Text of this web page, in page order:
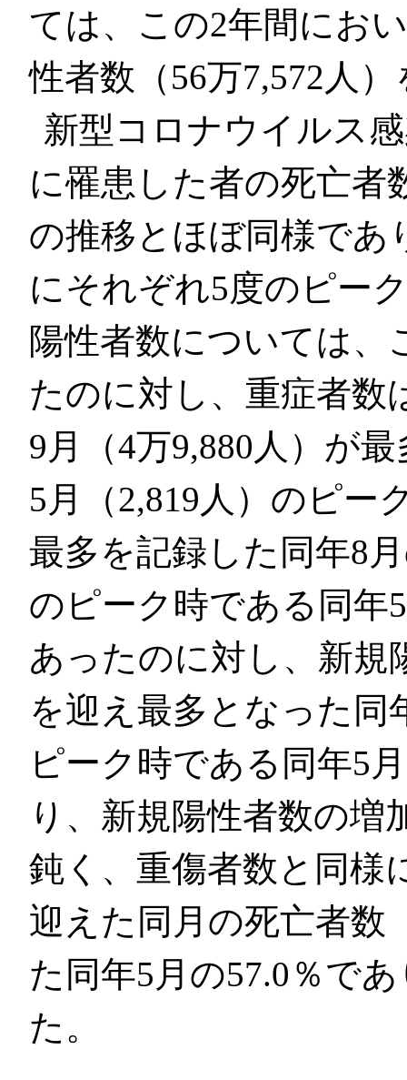
ては、この2年間にお
性者数（56万7,572人
新型コロナウイルス
に罹患した者の死亡者
の推移とほぼ同様であ
にそれぞれ5度のピー
陽性者数については、
たのに対し、重症者数
9月（4万9,880人）が
5月（2,819人）のピー
最多を記録した同年8
のピーク時である同年
あったのに対し、新規
を迎え最多となった同
ピーク時である同年5
り、新規陽性者数の増
鈍く、重傷者数と同様
迎えた同月の死亡者数
た同年5月の57.0％で
た。